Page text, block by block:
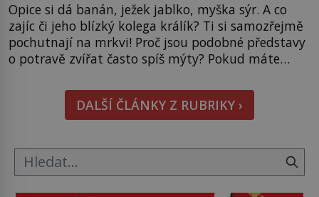
Opice si dá banán, ježek jablko, myška sýr. A co
zajíc či jeho blízký kolega králík? Ti si samozřejmě
pochutnají na mrkvi! Proč jsou podobné představy
o potravě zvířat často spíš mýty? Pokud máte
i bude chutnat, ovšem měl by ji mít jen jako
občasný pamlsek. […]DALŠÍ ČLÁNKY Z RUBRIKY ›